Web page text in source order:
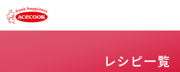
レシピ一覧